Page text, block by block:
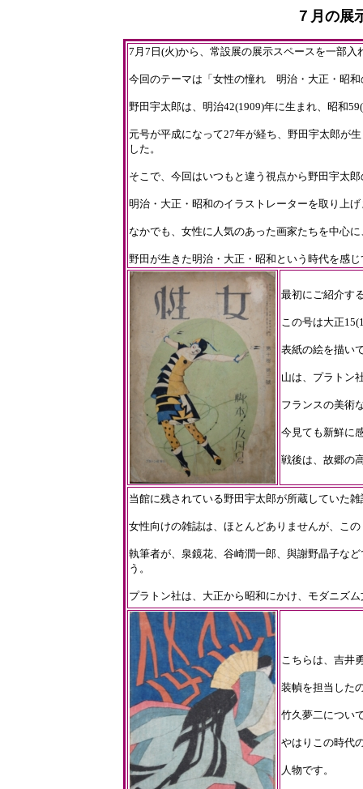
７月の展
7月7日(火)から、常設展の展示スペースを一部入
今回のテーマは「女性の憧れ 明治・大正・昭和
野田宇太郎は、明治42(1909)年に生まれ、昭和
元号が平成になって27年が経ち、野田宇太郎が
した。
そこで、今回はいつもと違う視点から野田宇太
明治・大正・昭和のイラストレーターを取り上げ
なかでも、女性に人気のあった画家たちを中心
野田が生きた明治・大正・昭和という時代を感
最初にご紹介す
この号は大正
表紙の絵を描い
山は、プラトン
フランスの美術
今見ても新鮮に
戦後は、故郷の
当館に残されている野田宇太郎が所蔵していた
女性向けの雑誌は、ほとんどありませんが、こ
執筆者が、泉鏡花、谷崎潤一郎、與謝野晶子な
う。
プラトン社は、大正から昭和にかけ、モダニズ
こちらは、吉井
装幀を担当した
竹久夢二につい
やはりこの時代
人物です。